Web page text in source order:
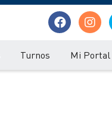
Turnos Mi Portal